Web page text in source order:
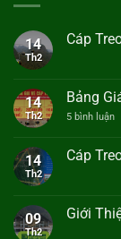
14
Th2
Cáp
luận
ở
Cáp
Bình
Dài
14
Th2
Bảng
5 bình luậnở
Vé
14
Th2
Cáp
luận
ở
09
Th2
Giới